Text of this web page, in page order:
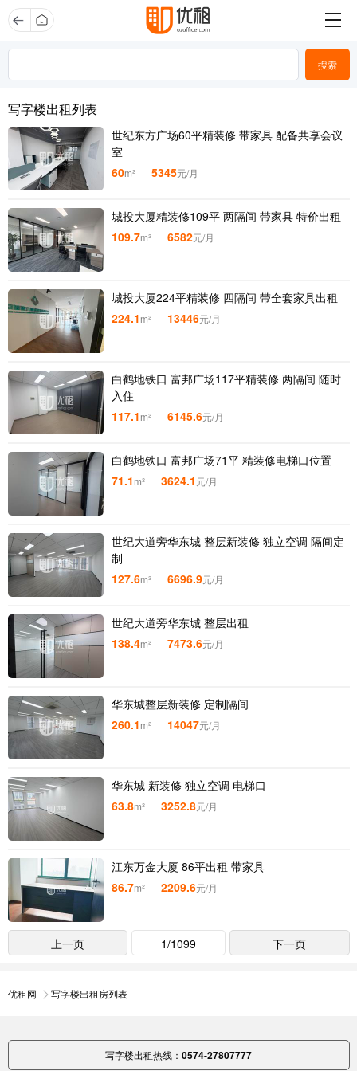
写字楼出租列表
世纪东方广场60平精装修 带家具 配备共享会议
室
60m² 5345元/月
城投大厦精装修109平 两隔间 带家具 特价出租
109.7m² 6582元/月
城投大厦224平精装修 四隔间 带全套家具出租
224.1m² 13446元/月
白鹤地铁口 富邦广场117平精装修 两隔间 随时
入住
117.1m² 6145.6元/月
白鹤地铁口 富邦广场71平 精装修电梯口位置
71.1m² 3624.1元/月
世纪大道旁华东城 整层新装修 独立空调 隔间定
制
127.6m² 6696.9元/月
世纪大道旁华东城 整层出租
138.4m² 7473.6元/月
华东城整层新装修 定制隔间
260.1m² 14047元/月
华东城 新装修 独立空调 电梯口
63.8m² 3252.8元/月
江东万金大厦 86平出租 带家具
86.7m² 2209.6元/月
上一页 1/1099 下一页
优租网 写字楼出租房列表
写字楼出租热线： 0574-27807777